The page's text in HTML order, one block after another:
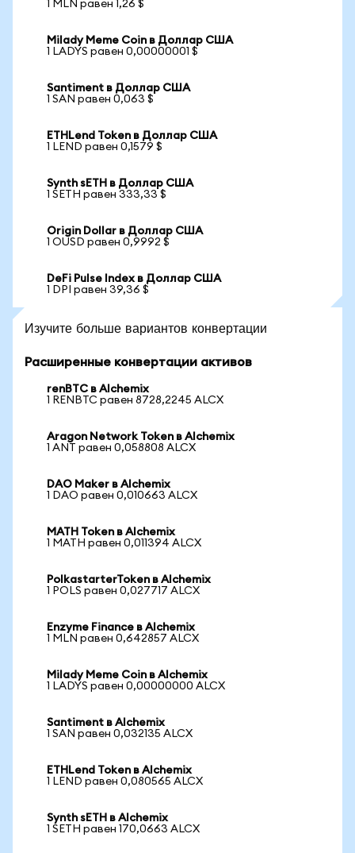
1 MLN равен 1,26 $
Milady Meme Coin в Доллар США
1 LADYS равен 0,00000001 $
Santiment в Доллар США
1 SAN равен 0,063 $
ETHLend Token в Доллар США
1 LEND равен 0,1579 $
Synth sETH в Доллар США
1 SETH равен 333,33 $
Origin Dollar в Доллар США
1 OUSD равен 0,9992 $
DeFi Pulse Index в Доллар США
1 DPI равен 39,36 $
Изучите больше вариантов конвертации
Расширенные конвертации активов
renBTC в Alchemix
1 RENBTC равен 8728,2245 ALCX
Aragon Network Token в Alchemix
1 ANT равен 0,058808 ALCX
DAO Maker в Alchemix
1 DAO равен 0,010663 ALCX
MATH Token в Alchemix
1 MATH равен 0,011394 ALCX
PolkastarterToken в Alchemix
1 POLS равен 0,027717 ALCX
Enzyme Finance в Alchemix
1 MLN равен 0,642857 ALCX
Milady Meme Coin в Alchemix
1 LADYS равен 0,00000000 ALCX
Santiment в Alchemix
1 SAN равен 0,032135 ALCX
ETHLend Token в Alchemix
1 LEND равен 0,080565 ALCX
Synth sETH в Alchemix
1 SETH равен 170,0663 ALCX